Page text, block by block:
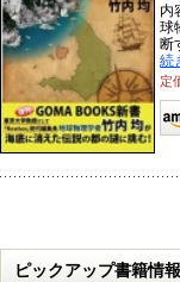
内
球
断
続
ピックアップ書籍情報